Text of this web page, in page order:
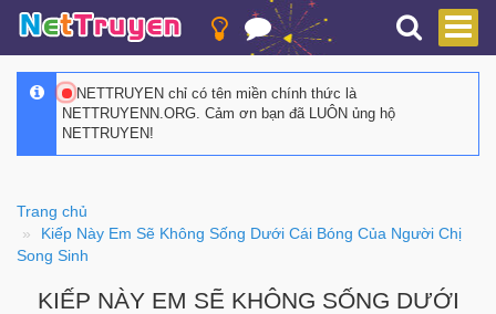
NETTRUYEN chỉ có tên miền chính thức là
NETTRUYENN.ORG. Cảm ơn bạn đã LUÔN ủng hộ
NETTRUYEN!
Trang chủ
Kiếp Này Em Sẽ Không Sống Dưới Cái Bóng Của Người Chị
Song Sinh
KIẾP NÀY EM SẼ KHÔNG SỐNG DƯỚI